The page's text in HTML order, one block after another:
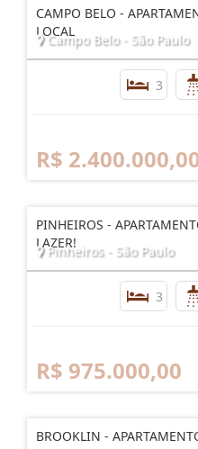
CAMPO BELO -
LOCAL
Campo Belo - São Paulo
3
R$
PINHEIROS -
LAZER!
Pinheiros - São Paulo
3
R$ 975.000,00
BROOKLIN -